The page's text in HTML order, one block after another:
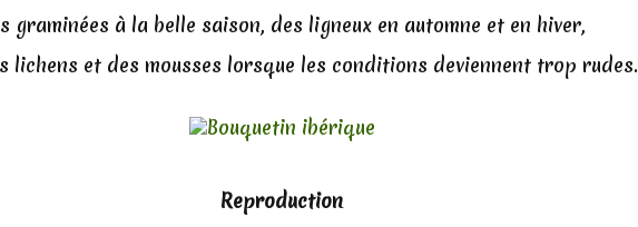
graminées à la belle saison, des ligneux en automne et en hiver,
lichens et des mousses lorsque les conditions deviennent trop rudes.
Reproduction